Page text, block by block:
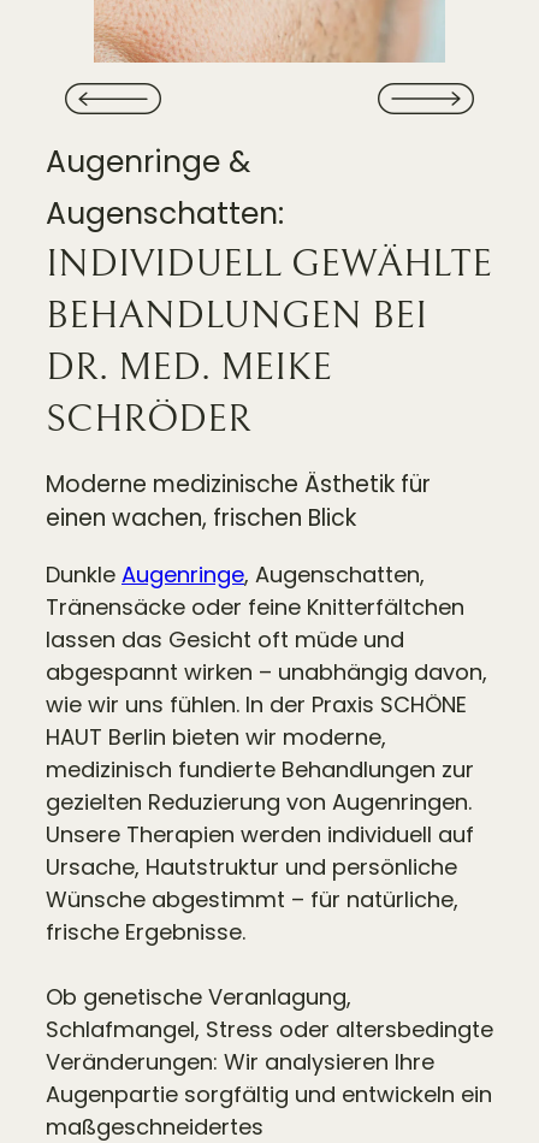
Augenringe &
Augenschatten:
INDIVIDUELL GEWÄHLTE
BEHANDLUNGEN BEI
DR. MED. MEIKE
SCHRÖDER
Moderne medizinische Ästhetik für
einen wachen, frischen Blick
Dunkle Augenringe, Augenschatten,
Tränensäcke oder feine Knitterfältchen
lassen das Gesicht oft müde und
abgespannt wirken – unabhängig davon,
wie wir uns fühlen. In der Praxis SCHÖNE
HAUT Berlin bieten wir moderne,
medizinisch fundierte Behandlungen zur
gezielten Reduzierung von Augenringen.
Unsere Therapien werden individuell auf
Ursache, Hautstruktur und persönliche
Wünsche abgestimmt – für natürliche,
frische Ergebnisse.
Ob genetische Veranlagung,
Schlafmangel, Stress oder altersbedingte
Veränderungen: Wir analysieren Ihre
Augenpartie sorgfältig und entwickeln ein
maßgeschneidertes